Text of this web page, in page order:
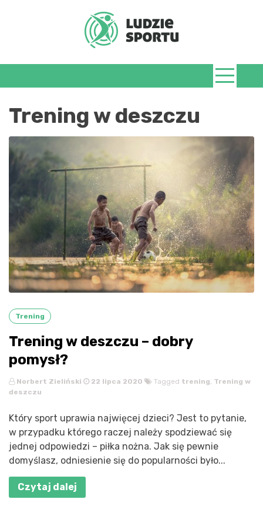
Trening w deszczu
Trening
Trening w deszczu – dobry
pomysł?
Norbert Zieliński 22 lipca 2020 Tagged trening Trening w
deszczu
Który sport uprawia najwięcej dzieci? Jest to pytanie,
w przypadku którego raczej należy spodziewać się
jednej odpowiedzi – piłka nożna. Jak się pewnie
domyślasz, odniesienie się do popularności było...
Czytaj dalej